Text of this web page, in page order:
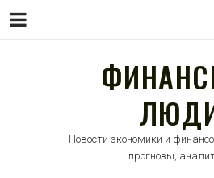
Новости экономики и
прогнозы,